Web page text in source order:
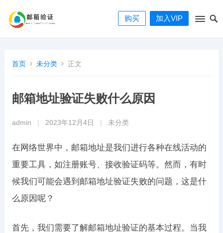
购买 加入VIP
首页 未分类 正文
邮箱地址验证失败什么原因
admin 2023年12月4日 未分类
在网络世界中，邮箱地址是我们进行各种在线活动的
重要工具，如注册账号、接收验证码等。然而，有时
候我们可能会遇到邮箱地址验证失败的问题，这是什
么原因呢？
首先，我们需要了解邮箱地址验证的基本过程。当我